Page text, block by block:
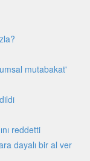
mutabakat'
reddetti
dayalı bir al ver